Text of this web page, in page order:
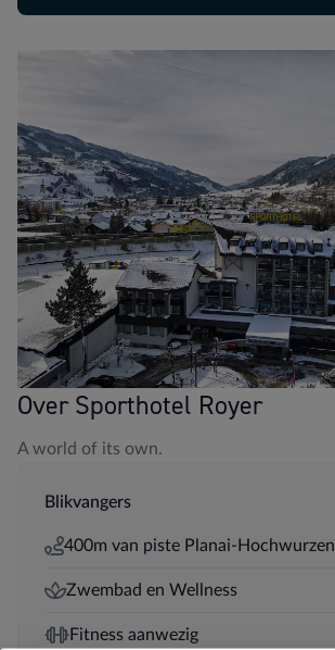
Over Sporthotel Royer
A world of its own.
Blikvangers
400m van piste Planai-Hochwurzen
Zwembad en Wellness
Fitness aanwezig